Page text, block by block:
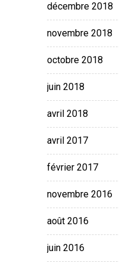
décembre 2018
novembre 2018
octobre 2018
juin 2018
avril 2018
avril 2017
février 2017
novembre 2016
août 2016
juin 2016